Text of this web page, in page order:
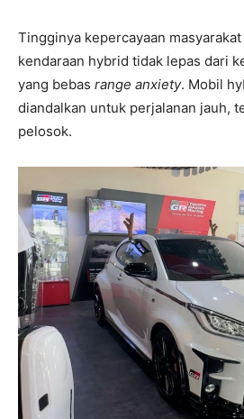
Tingginya kepercayaan
kendaraan hybrid tidak lepas dari
yang bebas range anxiety. Mobil
diandalkan untuk perjalanan jauh,
pelosok.